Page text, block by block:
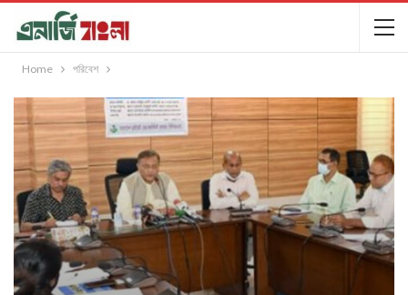
Home পরিবেশ